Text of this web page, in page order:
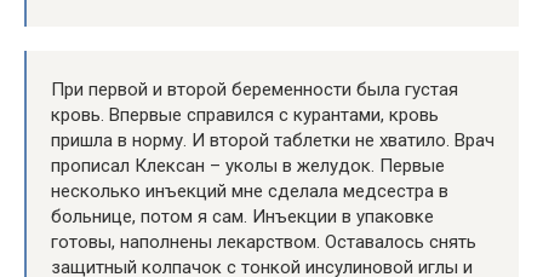
При первой и второй беременности была густая
кровь. Впервые справился с курантами, кровь
пришла в норму. И второй таблетки не хватило. Врач
прописал Клексан – уколы в желудок. Первые
несколько инъекций мне сделала медсестра в
больнице, потом я сам. Инъекции в упаковке
готовы, наполнены лекарством. Оставалось снять
защитный колпачок с тонкой инсулиновой иглы и